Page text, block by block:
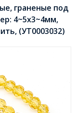
граненые под
4~5x3~4мм,
(УТ0003032)